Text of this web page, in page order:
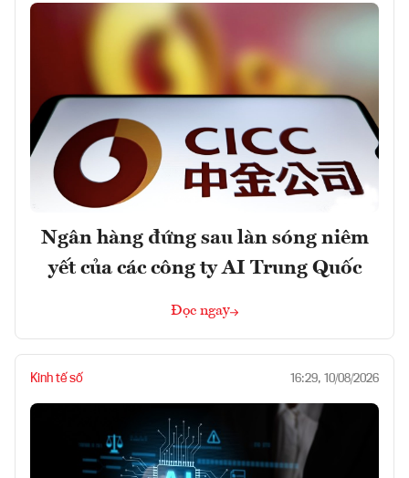
Ngân hàng đứng sau làn sóng niêm
yết của các công ty AI Trung Quốc
Đọc ngay
Kinh tế số 16:29, 10/08/2026